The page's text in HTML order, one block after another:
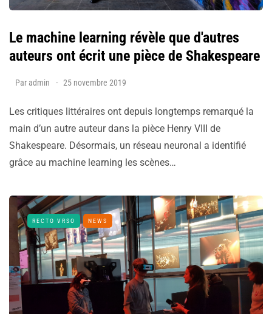
Le machine learning révèle que d'autres
auteurs ont écrit une pièce de Shakespeare
Par admin 25 novembre 2019
Les critiques littéraires ont depuis longtemps remarqué la
main d’un autre auteur dans la pièce Henry VIII de
Shakespeare. Désormais, un réseau neuronal a identifié
grâce au machine learning les scènes…
RECTO VRSO NEWS